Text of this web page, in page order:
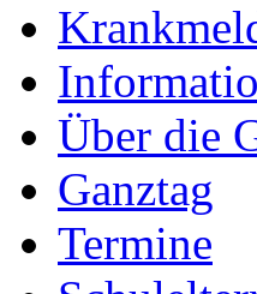
Über die
Ganztag
Termine